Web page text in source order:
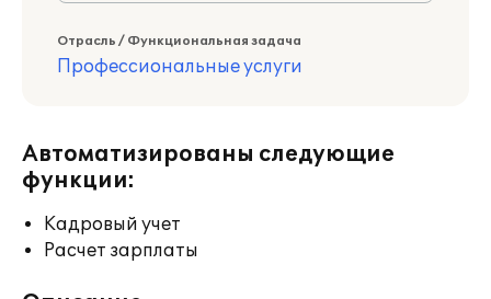
Отрасль / Функциональная задача
Профессиональные услуги
Автоматизированы следующие
функции:
Кадровый учет
Расчет зарплаты